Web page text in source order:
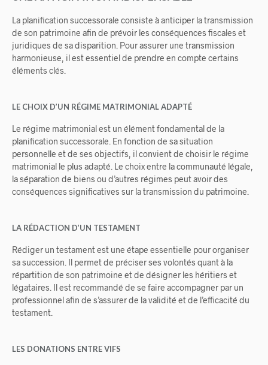
La planification successorale consiste à anticiper la transmission
de son patrimoine afin de prévoir les conséquences fiscales et
juridiques de sa disparition. Pour assurer une transmission
harmonieuse, il est essentiel de prendre en compte certains
éléments clés.
LE CHOIX D’UN RÉGIME MATRIMONIAL ADAPTÉ
Le régime matrimonial est un élément fondamental de la
planification successorale. En fonction de sa situation
personnelle et de ses objectifs, il convient de choisir le régime
matrimonial le plus adapté. Le choix entre la communauté légale,
la séparation de biens ou d’autres régimes peut avoir des
conséquences significatives sur la transmission du patrimoine.
LA RÉDACTION D’UN TESTAMENT
Rédiger un testament est une étape essentielle pour organiser
sa succession. Il permet de préciser ses volontés quant à la
répartition de son patrimoine et de désigner les héritiers et
légataires. Il est recommandé de se faire accompagner par un
professionnel afin de s’assurer de la validité et de l’efficacité du
testament.
LES DONATIONS ENTRE VIFS